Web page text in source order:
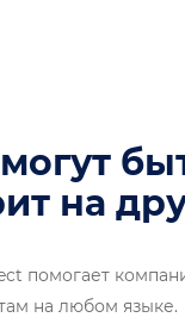
с могут
помогает
на любом языке.